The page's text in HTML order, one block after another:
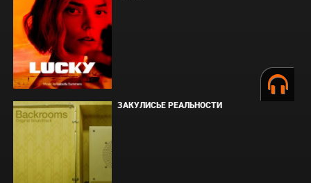
ЗАКУЛИСЬЕ РЕАЛЬНОСТИ